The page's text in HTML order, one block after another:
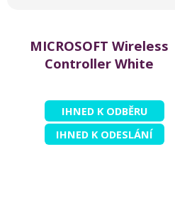
MICROSOFT Wireless
Controller White
IHNED K ODBĚRU
IHNED K ODESLÁNÍ